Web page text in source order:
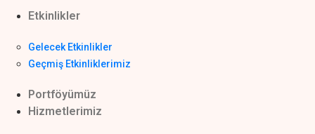
Etkinlikler
Gelecek Etkinlikler
Geçmiş Etkinliklerimiz
Portföyümüz
Hizmetlerimiz